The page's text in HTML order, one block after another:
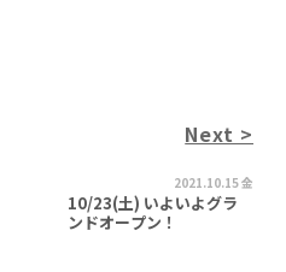
Next >
2021.10.15 金
10/23(土) いよいよグラ
ンドオープン！